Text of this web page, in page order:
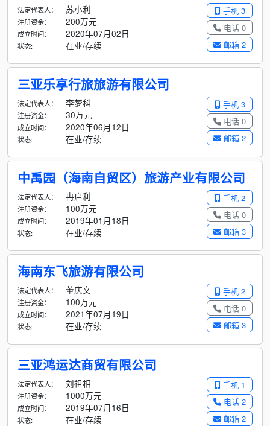
手机 3
电话 0
邮箱 2
法定代表人： 苏小利
注册资金： 200万元
成立时间： 2020年07月02日
状态: 在业/存续
三亚乐享行旅旅游有限公司
手机 3
电话 0
邮箱 2
法定代表人： 李梦科
注册资金： 30万元
成立时间： 2020年06月12日
状态: 在业/存续
中禹园（海南自贸区）旅游产业有限公司
手机 2
电话 0
邮箱 3
法定代表人： 冉启利
注册资金： 100万元
成立时间： 2019年01月18日
状态: 在业/存续
海南东飞旅游有限公司
手机 2
电话 0
邮箱 3
法定代表人： 董庆文
注册资金： 100万元
成立时间： 2021年07月19日
状态: 在业/存续
三亚鸿运达商贸有限公司
手机 1
电话 2
邮箱 2
法定代表人： 刘祖相
注册资金： 1000万元
成立时间： 2019年07月16日
状态: 在业/存续